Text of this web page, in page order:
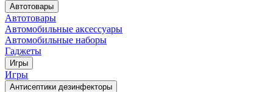
Автотовары
Автотовары
Автомобильные аксессуары
Автомобильные наборы
Гаджеты
Игры
Игры
Антисептики дезинфекторы